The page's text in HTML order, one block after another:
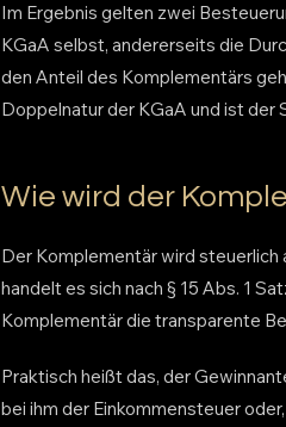
Im Ergebnis gelten zwei
KGaA selbst, andererseits die
den Anteil des Komplementärs
Doppelnatur der KGaA und ist der
Wie wird der
Der Komplementär wird steuerlich
handelt es sich nach § 15 Abs. 1
Komplementär die transparente
Praktisch heißt das, der
bei ihm der Einkommensteuer